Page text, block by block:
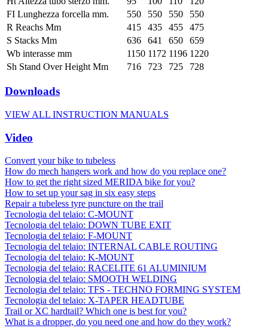
FI Lunghezza forcella mm.
550 550 550
550
R Reachs Mm
415 435 455
475
S Stacks Mm
636 641 650
659
Wb interasse mm
1150 1172 1196 1220
Sh Stand Over Height Mm
716 723 725 728
Downloads
VIEW ALL INSTRUCTION MANUALS
Video
Convert your bike to tubeless
How do mech hangers work and how do you replace one?
How to get the right sized MERIDA bike for you?
How to set up your sag in six easy steps
Repair a tubeless tyre puncture on the trail
Tecnologia del telaio: C-MOUNT
Tecnologia del telaio: DOWN TUBE EXIT
Tecnologia del telaio: F-MOUNT
Tecnologia del telaio: INTERNAL CABLE ROUTING
Tecnologia del telaio: K-MOUNT
Tecnologia del telaio: RACELITE 61 ALUMINIUM
Tecnologia del telaio: SMOOTH WELDING
Tecnologia del telaio: TFS - TECHNO FORMING SYSTEM
Tecnologia del telaio: X-TAPER HEADTUBE
Trail or XC hardtail? Which one is best for you?
What is a dropper, do you need one and how do they work?